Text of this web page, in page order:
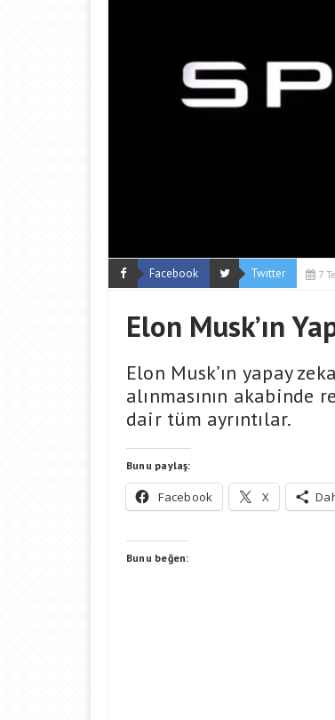
Facebook Twitter 7
Elon Musk’ın
Elon Musk’ın yapay
alınmasının akabinde
dair tüm ayrıntılar.
Bunu paylaş:
Facebook X
Bunu beğen: